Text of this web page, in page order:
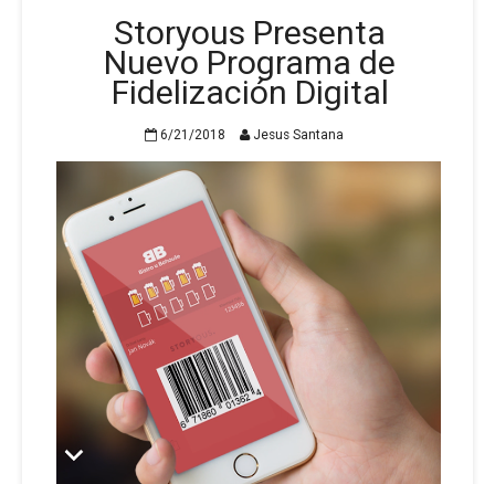
Storyous Presenta
Nuevo Programa de
Fidelización Digital
6/21/2018 Jesus Santana